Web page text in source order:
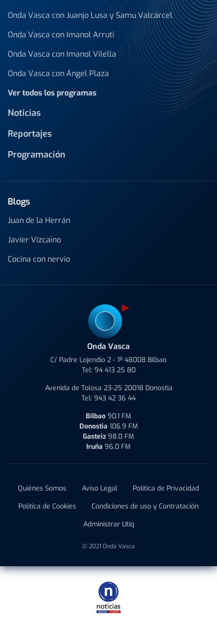
Onda Vasca con Juanjo Lusa y Samu Valcárcel
Onda Vasca con Imanol Arruti
Onda Vasca con Imanol Vilella
Onda Vasca con Ángel Plaza
Ver todos los programas
Noticias
Reportajes
Programación
Blogs
Juan de la Herrán
Javier Vizcaino
Cocina con nervio
Onda Vasca
C/ Padre Lojendio 2 - 1º 48008 Bilbao
Tel: 94 413 25 80
Avenida de Tolosa 23-25 20018 Donostia
Tel: 943 42 36 44
Bilbao 90.1 FM
Donostia 106.9 FM
Gasteiz 98.0 FM
Iruña 96.0 FM
Quiénes Somos Aviso Legal
Política de Privacidad
Política de Cookies
Condiciones de uso y Contratación
Administrar Utiq
© 2021 Onda Vasca